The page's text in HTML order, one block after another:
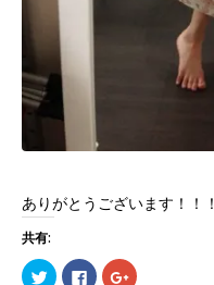
ありがとうございます！！！
共有:
ク
Facebook
ク